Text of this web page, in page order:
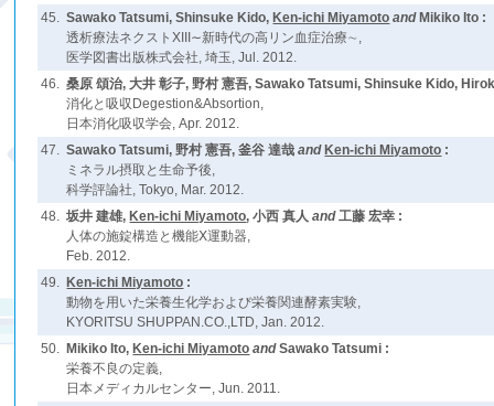
45. Sawako Tatsumi, Shinsuke Kido, Ken-ichi Miyamoto and Mikiko Ito :
透析療法ネクストXIII∼新時代の高リン血症治療∼,
医学図書出版株式会社, 埼玉, Jul. 2012.
46. 桑原 頌治, 大井 彰子, 野村 憲吾, Sawako Tatsumi, Shinsuke Kido,
消化と吸収Degestion&Absortion,
日本消化吸収学会, Apr. 2012.
47. Sawako Tatsumi, 野村 憲吾, 釜谷 達哉 and Ken-ichi Miyamoto :
ミネラル摂取と生命予後,
科学評論社, Tokyo, Mar. 2012.
48. 坂井 建雄, Ken-ichi Miyamoto, 小西 真人 and工藤 宏幸 :
人体の施錠構造と機能Ⅹ運動器,
Feb. 2012.
49. Ken-ichi Miyamoto :
動物を用いた栄養生化学および栄養関連酵素実験,
KYORITSU SHUPPAN.CO.,LTD, Jan. 2012.
50. Mikiko Ito, Ken-ichi Miyamoto andSawako Tatsumi :
栄養不良の定義,
日本メディカルセンター, Jun. 2011.